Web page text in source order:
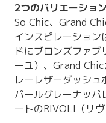
2つのバリエーショ
So Chic、Grand
インスピレーション
ドにブロンズファ
ーユ）、Grand
レーレザーダッシュ
パールグレーナッパ
ートのRIVOLI（リヴ